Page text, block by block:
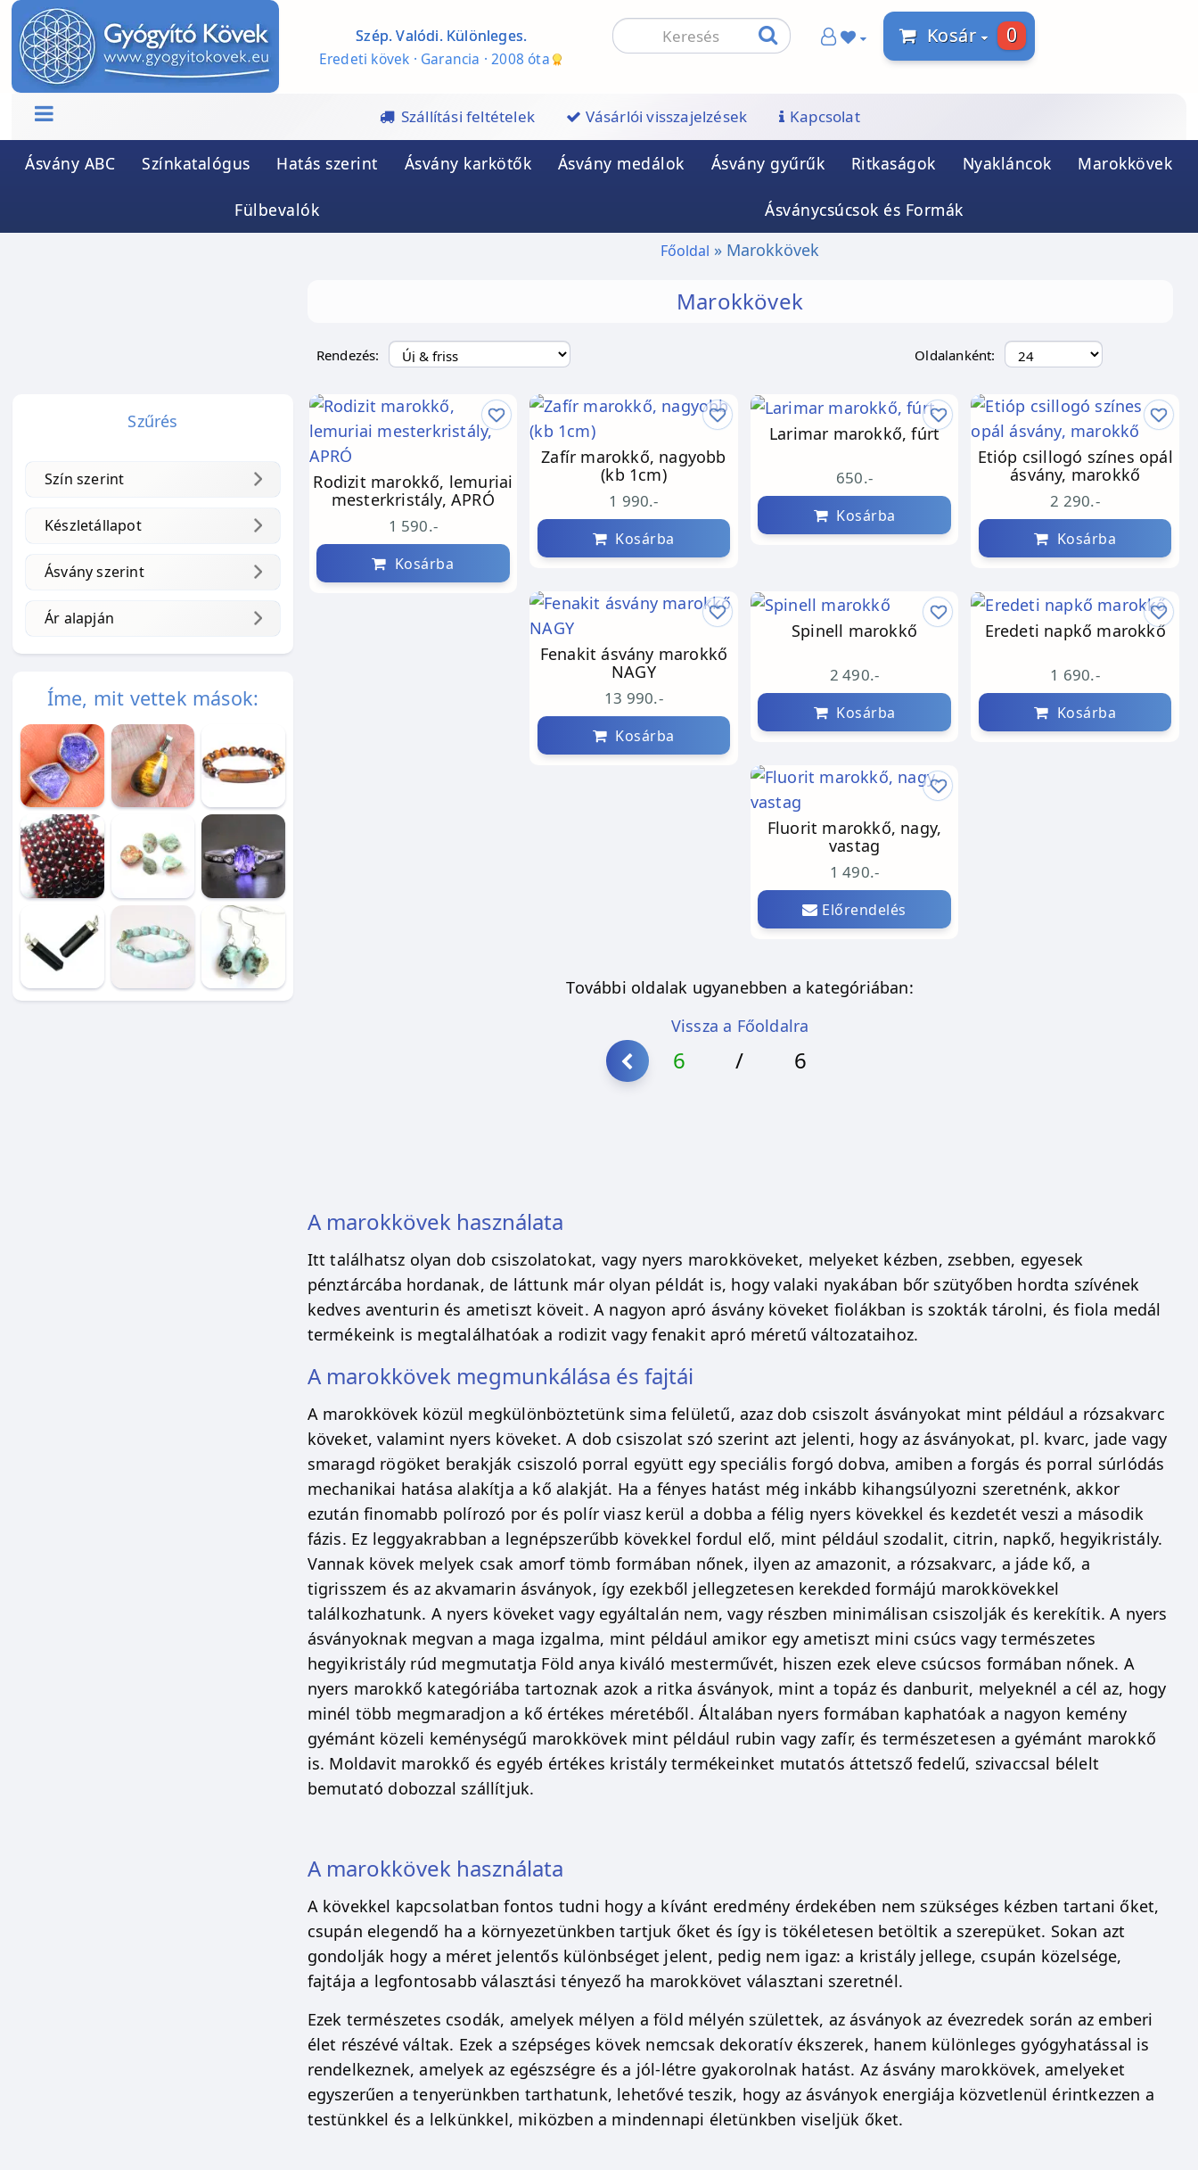
Szép. Valódi. Különleges.
Eredeti kövek · Garancia · 2008 óta
Kosár 0
Szállítási feltételek Vásárlói visszajelzések Kapcsolat
Ásvány ABC Színkatalógus Hatás szerint Ásvány karkötők Ásvány medálok Ásvány gyűrűk Ritkaságok Nyakláncok Marokkövek
Fülbevalók Ásványcsúcsok és Formák
Szűrés
Szín szerint
Készletállapot
Ásvány szerint
Ár alapján
Íme, mit vettek mások:
Főoldal Marokkövek
Marokkövek
Rendezés: Oldalanként:
Rodizit marokkő, lemuriai
mesterkristály, APRÓ
1 590.-
Kosárba
Zafír marokkő, nagyobb
(kb 1cm)
1 990.-
Kosárba
Larimar marokkő, fúrt
650.-
Kosárba
Etióp csillogó színes opál
ásvány, marokkő
2 290.-
Kosárba
Fenakit ásvány marokkő
NAGY
13 990.-
Kosárba
Spinell marokkő
2 490.-
Kosárba
Eredeti napkő marokkő
1 690.-
Kosárba
Fluorit marokkő, nagy,
vastag
1 490.-
Előrendelés
További oldalak ugyanebben a kategóriában:
Vissza a Főoldalra
6 / 6
A marokkövek használata
Itt találhatsz olyan dob csiszolatokat, vagy nyers marokköveket, melyeket kézben, zsebben, egyesek
pénztárcába hordanak, de láttunk már olyan példát is, hogy valaki nyakában bőr szütyőben hordta szívének
kedves aventurin és ametiszt köveit. A nagyon apró ásvány köveket fiolákban is szokták tárolni, és fiola medál
termékeink is megtalálhatóak a rodizit vagy fenakit apró méretű változataihoz.
A marokkövek megmunkálása és fajtái
A marokkövek közül megkülönböztetünk sima felületű, azaz dob csiszolt ásványokat mint például a rózsakvarc
köveket, valamint nyers köveket. A dob csiszolat szó szerint azt jelenti, hogy az ásványokat, pl. kvarc, jade vagy
smaragd rögöket berakják csiszoló porral együtt egy speciális forgó dobva, amiben a forgás és porral súrlódás
mechanikai hatása alakítja a kő alakját. Ha a fényes hatást még inkább kihangsúlyozni szeretnénk, akkor
ezután finomabb polírozó por és polír viasz kerül a dobba a félig nyers kövekkel és kezdetét veszi a második
fázis. Ez leggyakrabban a legnépszerűbb kövekkel fordul elő, mint például szodalit, citrin, napkő, hegyikristály.
Vannak kövek melyek csak amorf tömb formában nőnek, ilyen az amazonit, a rózsakvarc, a jáde kő, a
tigrisszem és az akvamarin ásványok, így ezekből jellegzetesen kerekded formájú marokkövekkel
találkozhatunk. A nyers köveket vagy egyáltalán nem, vagy részben minimálisan csiszolják és kerekítik. A nyers
ásványoknak megvan a maga izgalma, mint például amikor egy ametiszt mini csúcs vagy természetes
hegyikristály rúd megmutatja Föld anya kiváló mesterművét, hiszen ezek eleve csúcsos formában nőnek. A
nyers marokkő kategóriába tartoznak azok a ritka ásványok, mint a topáz és danburit, melyeknél a cél az, hogy
minél több megmaradjon a kő értékes méretéből. Általában nyers formában kaphatóak a nagyon kemény
gyémánt közeli keménységű marokkövek mint például rubin vagy zafír, és természetesen a gyémánt marokkő
is. Moldavit marokkő és egyéb értékes kristály termékeinket mutatós áttetsző fedelű, szivaccsal bélelt
bemutató dobozzal szállítjuk.
A marokkövek használata
A kövekkel kapcsolatban fontos tudni hogy a kívánt eredmény érdekében nem szükséges kézben tartani őket,
csupán elegendő ha a környezetünkben tartjuk őket és így is tökéletesen betöltik a szerepüket. Sokan azt
gondolják hogy a méret jelentős különbséget jelent, pedig nem igaz: a kristály jellege, csupán közelsége,
fajtája a legfontosabb választási tényező ha marokkövet választani szeretnél.
Ezek természetes csodák, amelyek mélyen a föld mélyén születtek, az ásványok az évezredek során az emberi
élet részévé váltak. Ezek a szépséges kövek nemcsak dekoratív ékszerek, hanem különleges gyógyhatással is
rendelkeznek, amelyek az egészségre és a jól-létre gyakorolnak hatást. Az ásvány marokkövek, amelyeket
egyszerűen a tenyerünkben tarthatunk, lehetővé teszik, hogy az ásványok energiája közvetlenül érintkezzen a
testünkkel és a lelkünkkel, miközben a mindennapi életünkben viseljük őket.